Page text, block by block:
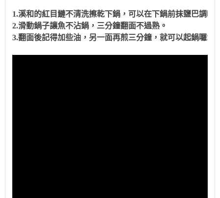
1.溪和的紅目鰱不清洗擦乾下鍋，可以在下鍋前抹鹽巴調味
2.滑動鍋子讓魚不沾鍋，三分鐘翻面不過熟。
3.翻面後記得加些油，另一面再煎三分鐘，就可以起鍋囉!